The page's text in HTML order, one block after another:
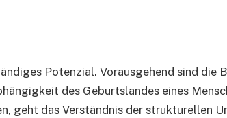
Potenzial. Vorausgehend sind die
des Geburtslandes eines
geht das Verständnis der strukturellen